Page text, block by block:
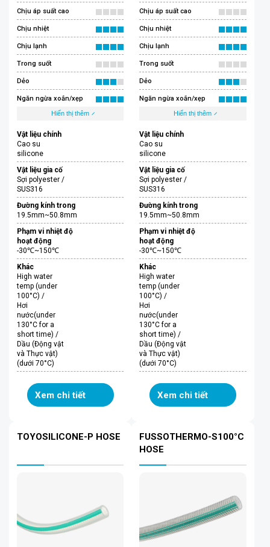
Chịu áp suất cao
Chịu nhiệt
Chịu lạnh
Trong suốt
Dẻo
Ngăn ngừa xoắn/xẹp
Hiển thị thêm
Vật liệu chính
Cao su
silicone
Vật liệu gia cố
Sợi polyester /
SUS316
Đường kính trong
19.5mm~50.8mm
Phạm vi nhiệt độ
hoạt động
-30℃~150℃
Khác
High water
temp (under
100°C) /
Hơi
nước(under
130°C for a
short time) /
Dầu (Động vật
và Thực vật)
(dưới 70°C)
Xem chi tiết
Chịu áp suất cao
Chịu nhiệt
Chịu lạnh
Trong suốt
Dẻo
Ngăn ngừa xoắn/xẹp
Hiển thị thêm
Vật liệu chính
Cao su
silicone
Vật liệu gia cố
Sợi polyester /
SUS316
Đường kính trong
19.5mm~50.8mm
Phạm vi nhiệt độ
hoạt động
-30℃~150℃
Khác
High water
temp (under
100°C) /
Hơi
nước(under
130°C for a
short time) /
Dầu (Động vật
và Thực vật)
(dưới 70°C)
Xem chi tiết
TOYOSILICONE-P HOSE
FUSSOTHERMO-S100°C
HOSE